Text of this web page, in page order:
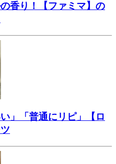
香り！【ファミマ】の
」「普通にリピ」【ロ